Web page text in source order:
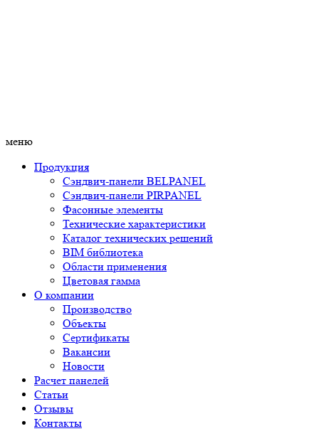
меню
Продукция
Сэндвич-панели BELPANEL
Сэндвич-панели PIRPANEL
Фасонные элементы
Технические характеристики
Каталог технических решений
BIM библиотека
Области применения
Цветовая гамма
О компании
Производство
Объекты
Сертификаты
Вакансии
Новости
Расчет панелей
Статьи
Отзывы
Контакты